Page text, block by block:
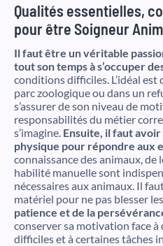
Qualités essentielles,
pour être Soigneur
Il faut être un véritable
tout son temps à s’occuper
conditions difficiles. L’idéal est
parc zoologique ou dans un
s’assurer de son niveau de
responsabilités du métier
s’imagine. Ensuite, il faut
physique pour répondre aux
connaissance des animaux,
habilité manuelle sont
nécessaires aux animaux. Il
matériel pour ne pas blesser
patience et de la
conserver sa motivation face
difficiles et à certaines tâches